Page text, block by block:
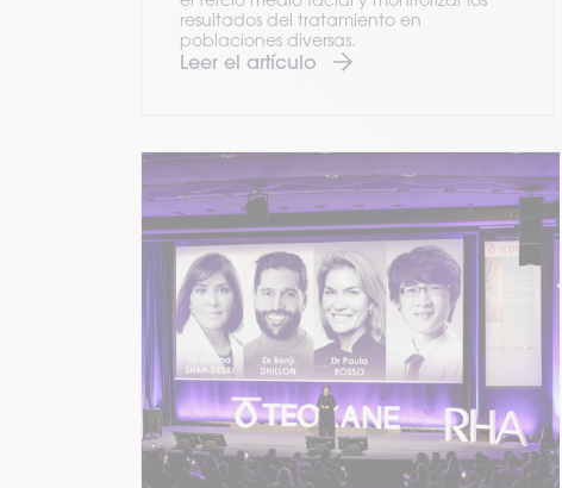
resultados del tratamiento en
poblaciones diversas.
Leer el artículo